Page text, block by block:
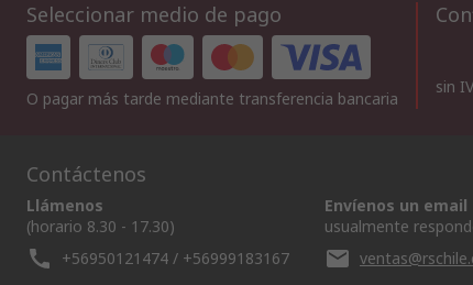
Seleccionar medio de pago
O pagar más tarde mediante transferencia bancaria
sin
Contáctenos
Llámenos
(horario 8.30 - 17.30)
+56950121474 / +56999183167
Envíenos un email
usualmente